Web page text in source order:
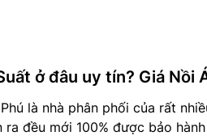
ở đâu uy tín? Giá Nồi
là nhà phân phối của rất
ra đều mới 100% được bảo